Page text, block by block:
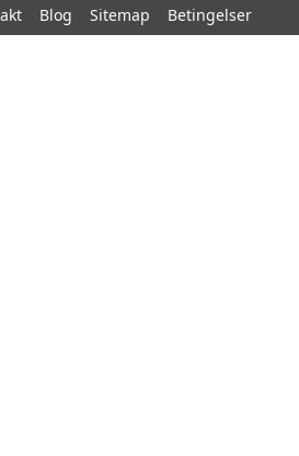
Blog Sitemap Betingelser